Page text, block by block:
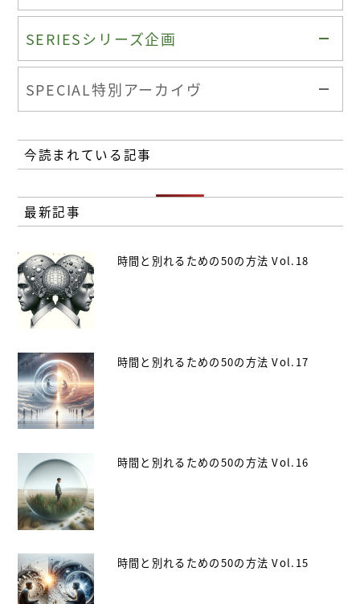
SERIESシリーズ企画
SPECIAL特別アーカイヴ
今読まれている記事
最新記事
時間と別れるための50の方法 Vol.18
時間と別れるための50の方法 Vol.17
時間と別れるための50の方法 Vol.16
時間と別れるための50の方法 Vol.15